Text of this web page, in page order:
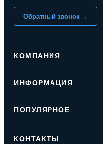
Обратный звонок →
КОМПАНИЯ
Реквизиты
Контакты
ИНФОРМАЦИЯ
Доставка и оплата
ПОПУЛЯРНОЕ
Контейнеры для отходов
КОНТАКТЫ